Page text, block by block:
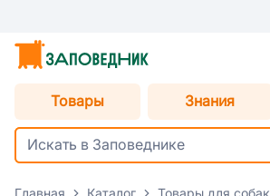
Товары Знания